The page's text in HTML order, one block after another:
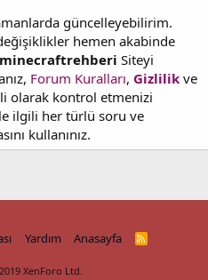
güncelleyebilirim.
hemen akabinde
minecraftrehberi Siteyi
Forum Kuralları, Gizlilik ve
olarak kontrol etmenizi
ilgili her türlü soru ve
kullanınız.
Yardım Anasayfa
R
XenForo Ltd.